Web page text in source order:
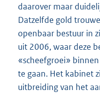
daarover maar
Datzelfde gold
openbaar bestuur in
uit 2006, waar deze
«scheefgroei»
te gaan. Het kabinet
uitbreiding van het